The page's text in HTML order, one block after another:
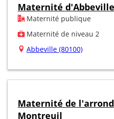
Maternité d'Abbeville
Maternité publique
Maternité de niveau 2
Abbeville (80100)
Maternité de
Montreuil